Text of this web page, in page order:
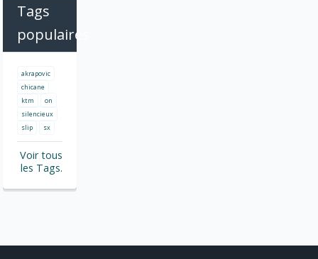
Tags
populaires
akrapovic
chicane
ktm
on
silencieux
slip
sx
Voir tous
les Tags.